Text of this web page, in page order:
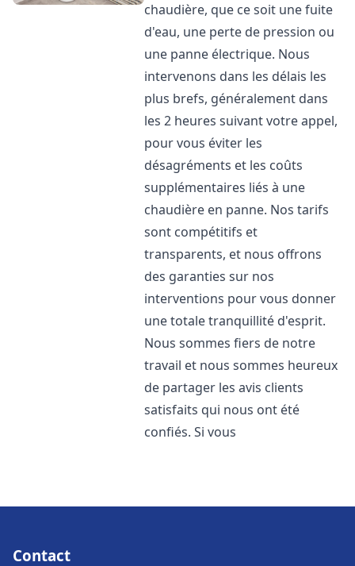
chaudière, que ce soit une fuite
d'eau, une perte de pression ou
une panne électrique. Nous
intervenons dans les délais les
plus brefs, généralement dans
les 2 heures suivant votre appel,
pour vous éviter les
désagréments et les coûts
supplémentaires liés à une
chaudière en panne. Nos tarifs
sont compétitifs et
transparents, et nous offrons
des garanties sur nos
interventions pour vous donner
une totale tranquillité d'esprit.
Nous sommes fiers de notre
travail et nous sommes heureux
de partager les avis clients
satisfaits qui nous ont été
confiés. Si vous
Contact